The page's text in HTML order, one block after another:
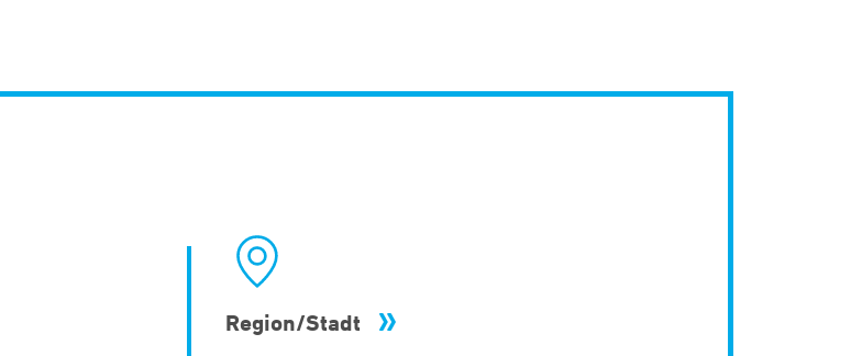
Region/Stadt